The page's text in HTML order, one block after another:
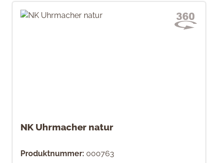
NK Uhrmacher natur
Produktnummer: 000763